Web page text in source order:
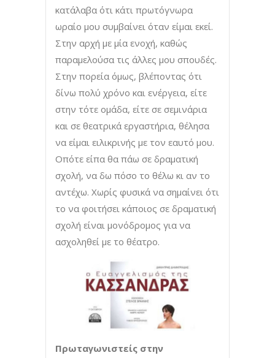
κατάλαβα ότι κάτι πρωτόγνωρα
ωραίο μου συμβαίνει όταν είμαι εκεί.
Στην αρχή με μία ενοχή, καθώς
παραμελούσα τις άλλες μου σπουδές.
Στην πορεία όμως, βλέποντας ότι
δίνω πολύ χρόνο και ενέργεια, είτε
στην τότε ομάδα, είτε σε σεμινάρια
και σε θεατρικά εργαστήρια, θέλησα
να είμαι ειλικρινής με τον εαυτό μου.
Οπότε είπα θα πάω σε δραματική
σχολή, να δω πόσο το θέλω κι αν το
αντέχω. Χωρίς φυσικά να σημαίνει ότι
το να φοιτήσει κάποιος σε δραματική
σχολή είναι μονόδρομος για να
ασχοληθεί με το θέατρο.
Πρωταγωνιστείς στην